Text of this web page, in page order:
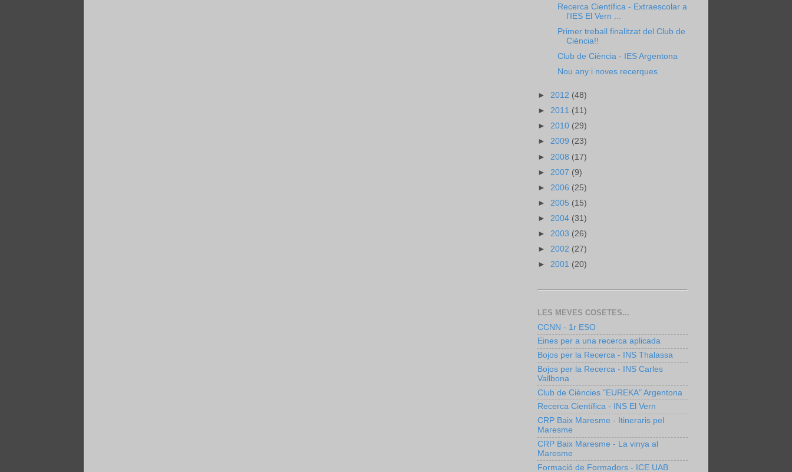
Recerca Científica - Extraescolar a
l'IES El Vern ...
Primer treball finalitzat del Club de
Ciència!!
Club de Ciència - IES Argentona
Nou any i noves recerques
► 2012 (48)
► 2011 (11)
► 2010 (29)
► 2009 (23)
► 2008 (17)
► 2007 (9)
► 2006 (25)
► 2005 (15)
► 2004 (31)
► 2003 (26)
► 2002 (27)
► 2001 (20)
LES MEVES COSETES...
CCNN - 1r ESO
Eines per a una recerca aplicada
Bojos per la Recerca - INS Thalassa
Bojos per la Recerca - INS Carles
Vallbona
Club de Ciències "EUREKA" Argentona
Recerca Científica - INS El Vern
CRP Baix Maresme - Itineraris pel
Maresme
CRP Baix Maresme - La vinya al
Maresme
Formació de Formadors - ICE UAB